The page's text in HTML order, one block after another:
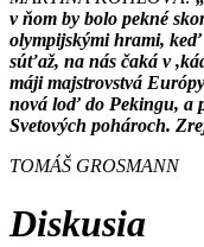
v ňom by bolo pekné
olympijskými hrami,
súťaž, na nás čaká v
máji majstrovstvá
nová loď do Pekingu, a
Svetových pohároch.
TOMÁŠ GROSMANN
Diskusia